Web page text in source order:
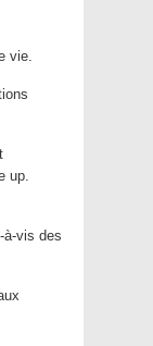
vie.
up.
à-vis des